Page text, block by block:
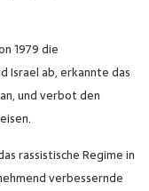
1979 die
Israel ab, erkannte das
und verbot den
rassistische Regime in
verbessernde